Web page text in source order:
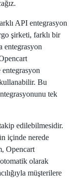
API entegrasyon
şirketi, farklı bir
entegrasyon
Bu
tek
edilebilmesidir.
içinde nerede
Opencart
otomatik olarak
müşterilere